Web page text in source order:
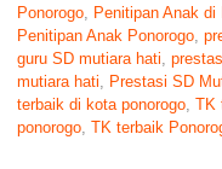
Ponorogo Penitipan Anak di
Penitipan Anak Ponorogo ,
guru SD mutiara hati ,
mutiara hati
Prestasi SD
terbaik di kota ponorogo ,TK
ponorogo ,TK terbaik